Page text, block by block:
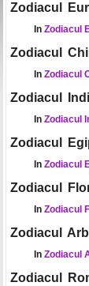
Zodiacul
In Zodiacul
Zodiacul
In Zodiacul
Zodiacul
In Zodiacul
Zodiacul
In Zodiacul
Zodiacul
In Zodiacul
Zodiacul
In Zodiacul
Zodiacul